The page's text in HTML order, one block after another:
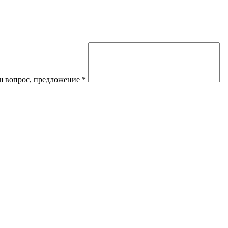
вопрос, предложение *